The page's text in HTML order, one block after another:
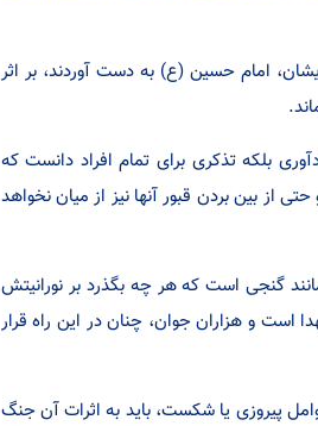
امام حسین (ع) به دست آوردند، بر اثر
بلکه تذکری برای تمام افراد دانست که
از بین بردن قبور آنها نیز از میان نخواهد
داشت: 8 سال دفاع مقدس، همانند گنجی است که هر چه بگذرد بر نورانیتش
است و هزاران جوان، چنان در این راه قرار
پیروزی یا شکست، باید به اثرات آن جنگ